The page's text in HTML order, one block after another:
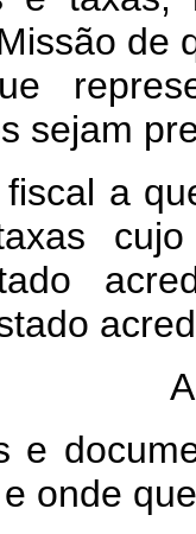
de
sejam
a que
onde